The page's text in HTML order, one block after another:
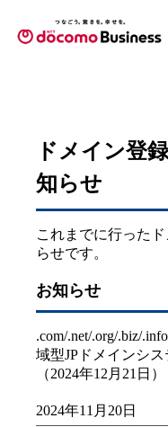
ドメイン登
知らせ
これまでに行った
らせです。
お知らせ
.com/.net/.org/.biz/
域型JPドメインシ
（2024年12月21日）
2024年11月20日